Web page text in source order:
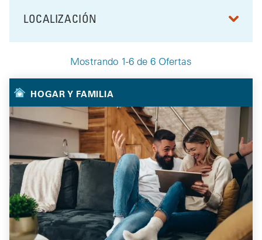
Mostrando 1-6 de 6 Ofertas
FILTRAR POR
LOCALIZACIÓN
Your Selected Deals
HOGAR Y FAMILIA